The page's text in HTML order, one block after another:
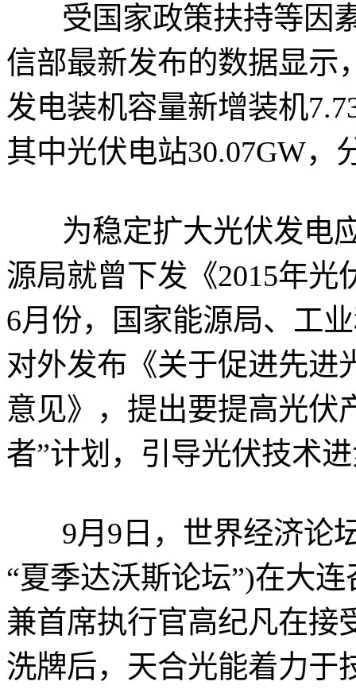
受国家政策扶持等因素
信部最新发布的数据显示
发电装机容量新增装机
其中光伏电站30.07GW，
为稳定扩大光伏发电
源局就曾下发《2015年
6月份，国家能源局、工
对外发布《关于促进先进
意见》，提出要提高光伏
者”计划，引导光伏技术
9月9日，世界经济论
“夏季达沃斯论坛”)在大
兼首席执行官高纪凡在接
洗牌后，天合光能着力于